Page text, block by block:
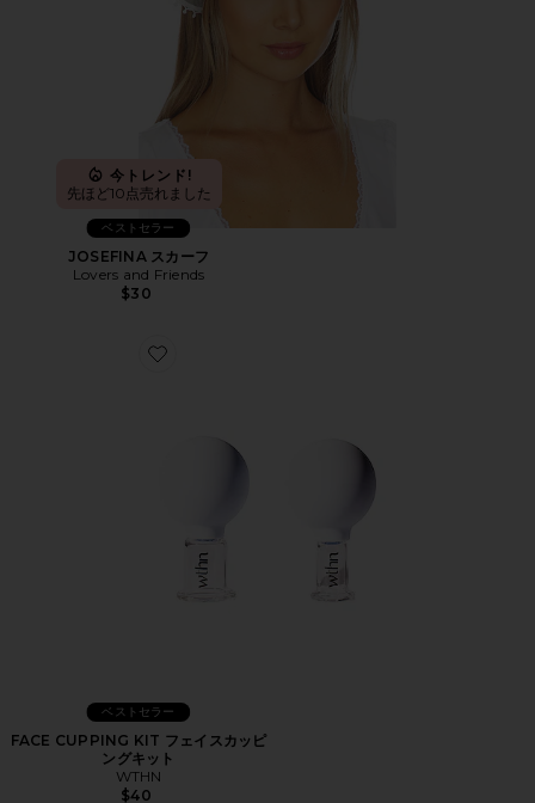
今トレンド!
先ほど10点売れました
ベストセラー
JOSEFINA スカーフ
Lovers and Friends
$30
Favorite FACE CUPPING KIT フェイスカッピングキット
ベストセラー
FACE CUPPING KIT フェイスカッピ
ングキット
WTHN
$40